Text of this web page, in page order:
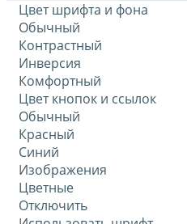
Цвет шрифта и фона
Обычный
Контрастный
Инверсия
Комфортный
Цвет кнопок и ссылок
Обычный
Красный
Синий
Изображения
Цветные
Отключить